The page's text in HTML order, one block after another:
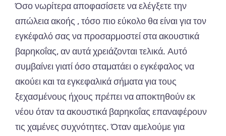
Όσο νωρίτερα αποφασίσετε να ελέγξετε την
απώλεια ακοής , τόσο πιο εύκολο θα είναι για τον
εγκέφαλό σας να προσαρμοστεί στα ακουστικά
βαρηκοΐας, αν αυτά χρειάζονται τελικά. Αυτό
συμβαίνει γιατί όσο σταματάει ο εγκέφαλος να
ακούει και τα εγκεφαλικά σήματα για τους
ξεχασμένους ήχους πρέπει να αποκτηθούν εκ
νέου όταν τα ακουστικά βαρηκοΐας επαναφέρουν
τις χαμένες συχνότητες. Όταν αμελούμε για